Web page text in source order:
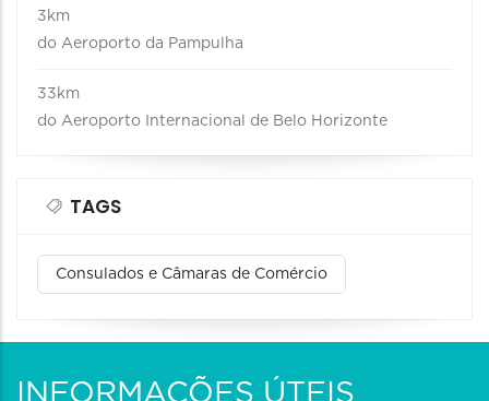
3km
do Aeroporto da Pampulha
33km
do Aeroporto Internacional de Belo Horizonte
TAGS
Consulados e Câmaras de Comércio
INFORMAÇÕES ÚTEIS